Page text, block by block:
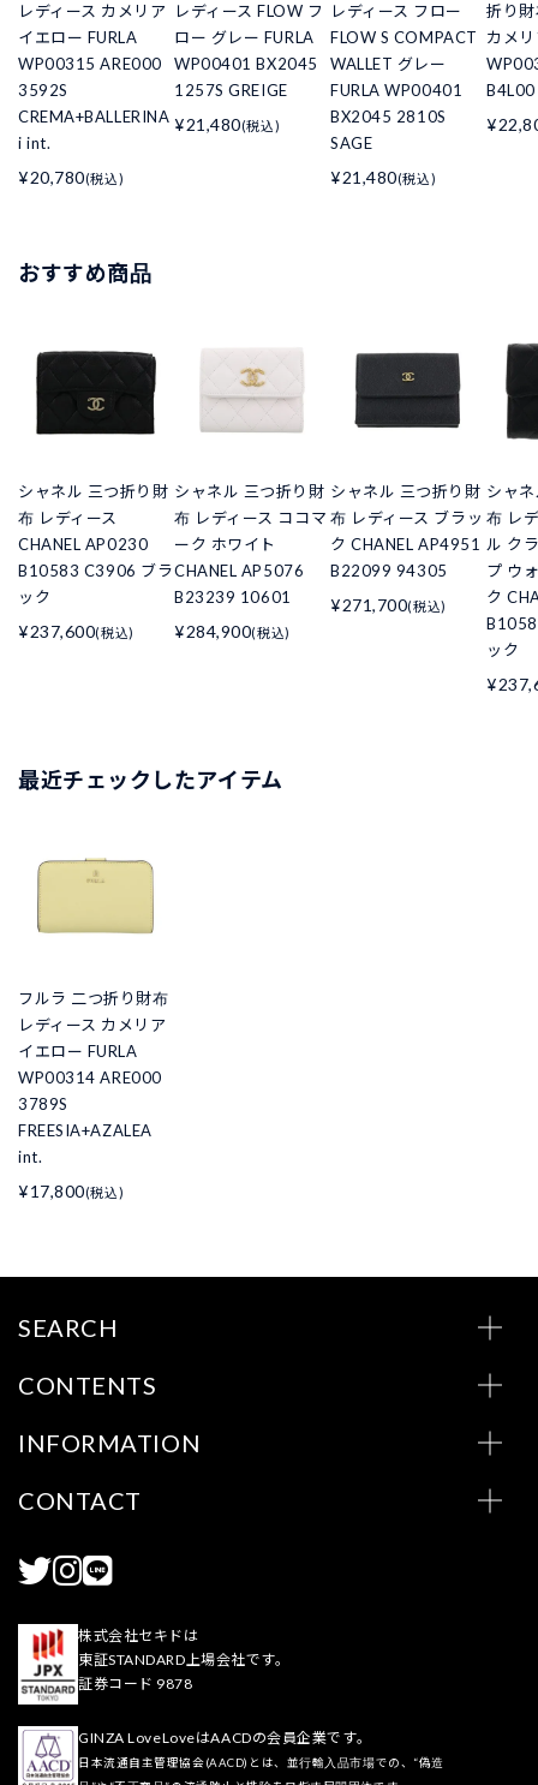
レディース カメリア
イエロー FURLA
WP00315 ARE000
3592S
CREMA+BALLERINA
i int.
¥20,780(税込)
レディース FLOW フ
ロー グレー FURLA
WP00401 BX2045
1257S GREIGE
¥21,480(税込)
レディース フロー
FLOW S COMPACT
WALLET グレー
FURLA WP00401
BX2045 2810S
SAGE
¥21,480(税込)
折り
カメ
B4L00
おすすめ商品
シャネル 三つ折り財
布 レディース
CHANEL AP0230
B10583 C3906 ブラ
ック
¥237,600(税込)
シャネル 三つ折り財
布 レディース ココマ
ーク ホワイト
CHANEL AP5076
B23239 10601
¥284,900(税込)
シャネル 三つ折り財
布 レディース ブラッ
ク CHANEL AP4951
B22099 94305
¥271,700(税込)
シャ
布 レ
ル ク
プ ウ
ク
ック
最近チェックしたアイテム
フルラ 二つ折り財布
レディース カメリア
イエロー FURLA
WP00314 ARE000
3789S
FREESIA+AZALEA
int.
¥17,800(税込)
SEARCH
CONTENTS
INFORMATION
CONTACT
株式会社セキドは
東証STANDARD上場会社です。
証券コード 9878
GINZA LoveLoveはAACDの会員企業です。
日本流通自主管理協会(AACD)とは、並行輸入品市場での、“偽造